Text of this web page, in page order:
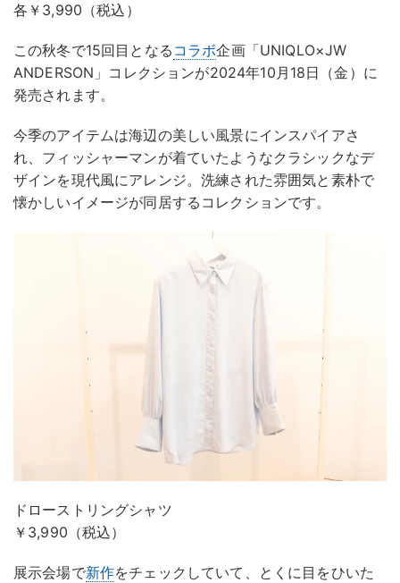
各￥3,990（税込）
この秋冬で15回目となる コラボ企画「UNIQLO×JW
ANDERSON」コレクションが2024年10月18日（金）に
発売されます。
今季のアイテムは海辺の美しい風景にインスパイアさ
れ、フィッシャーマンが着ていたようなクラシックなデ
ザインを現代風にアレンジ。洗練された雰囲気と素朴で
懐かしいイメージが同居するコレクションです。
ドローストリングシャツ
￥3,990（税込）
展示会場で新作をチェックしていて、とくに目をひいた